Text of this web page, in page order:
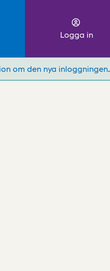
Logga in
om den nya inloggningen.